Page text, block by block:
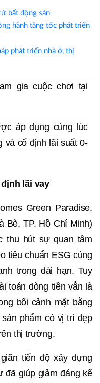
bất động sản
hành tăng tốc phát triển
phát triển nhà ở, thị
áp dụng cùng lúc
và cố định lãi suất 0-
lãi vay
Green Paradise,
Bè, TP. Hồ Chí Minh)
thu hút sự quan tâm
tiêu chuẩn ESG cùng
trong dài hạn. Tuy
toán dòng tiền vẫn là
bối cảnh mặt bằng
phẩm có vị trí đẹp
thị trường.
tiến độ xây dựng
đã giúp giảm đáng kể